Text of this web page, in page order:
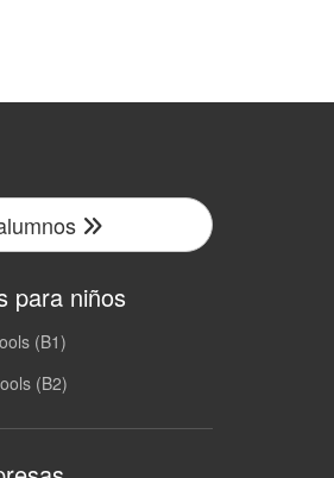
para niños
(B1)
(B2)